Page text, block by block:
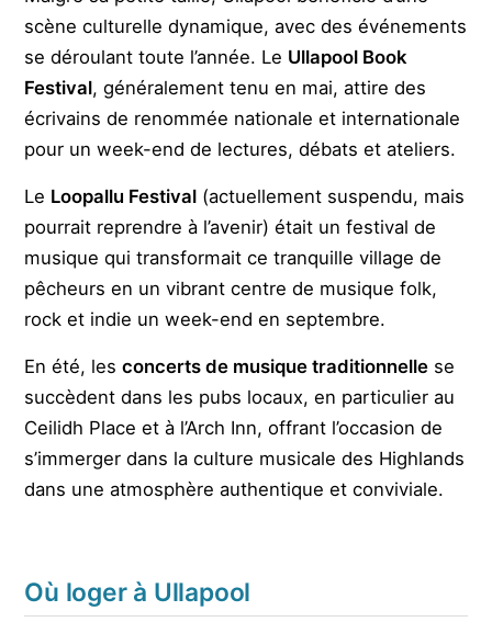
scène culturelle dynamique, avec des événements
se déroulant toute l’année. Le Ullapool Book
Festival, généralement tenu en mai, attire des
écrivains de renommée nationale et internationale
pour un week-end de lectures, débats et ateliers.
Le Loopallu Festival (actuellement suspendu, mais
pourrait reprendre à l’avenir) était un festival de
musique qui transformait ce tranquille village de
pêcheurs en un vibrant centre de musique folk,
rock et indie un week-end en septembre.
En été, lesconcerts de musique traditionnelle se
succèdent dans les pubs locaux, en particulier au
Ceilidh Place et à l’Arch Inn, offrant l’occasion de
s’immerger dans la culture musicale des Highlands
dans une atmosphère authentique et conviviale.
Où loger à Ullapool